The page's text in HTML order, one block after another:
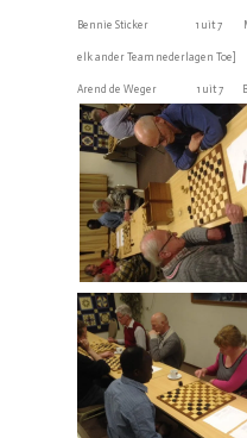
Bennie Sticker 1 uit 7
elk ander Team
Arend de Weger 1 uit 7